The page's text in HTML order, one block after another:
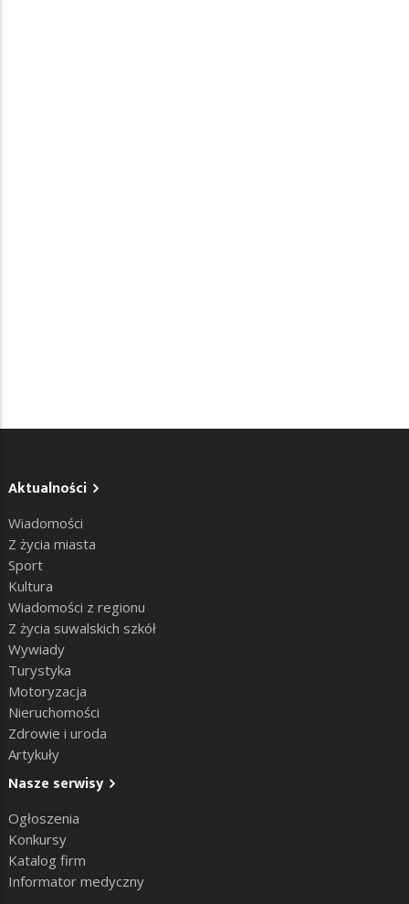
Aktualności
Wiadomości
Z życia miasta
Sport
Kultura
Wiadomości z regionu
Z życia suwalskich szkół
Wywiady
Turystyka
Motoryzacja
Nieruchomości
Zdrowie i uroda
Artykuły
Nasze serwisy
Ogłoszenia
Konkursy
Katalog firm
Informator medyczny